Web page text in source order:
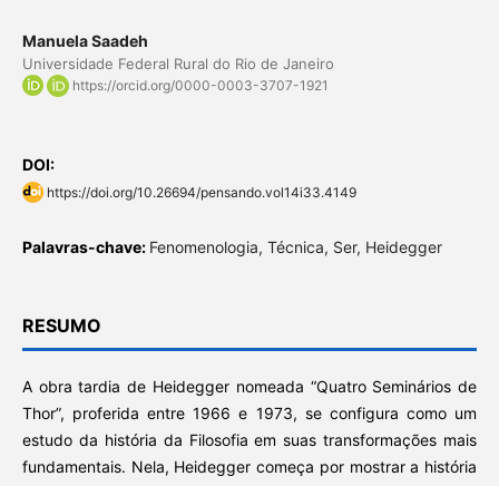
Manuela Saadeh
Universidade Federal Rural do Rio de Janeiro
https://orcid.org/0000-0003-3707-1921
DOI:
https://doi.org/10.26694/pensando.vol14i33.4149
Palavras-chave: Fenomenologia, Técnica, Ser, Heidegger
RESUMO
A obra tardia de Heidegger nomeada “Quatro Seminários de
Thor”, proferida entre 1966 e 1973, se configura como um
estudo da história da Filosofia em suas transformações mais
fundamentais. Nela, Heidegger começa por mostrar a história